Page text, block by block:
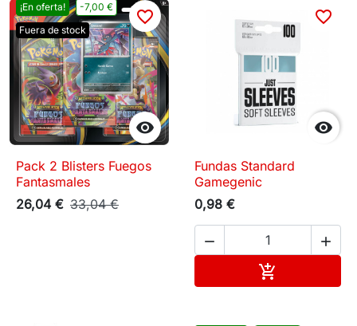
¡En oferta!
-7,00 €
Fuera de stock

favorite_border
Pack 2 Blisters Fuegos
Fantasmales
26,04 € 33,04 €

favorite_border
Fundas Standard
Gamegenic
0,98 €
 
